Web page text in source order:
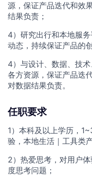
源，保证产品迭代和效
结果负责；
4）研究出行和本地服
动态，持续保证产品的
4）与设计、数据、技
各方资源，保证产品迭
对数据结果负责。
任职要求
1）本科及以上学历，
验，本地生活｜工具类
2）热爱思考，对用户
度思考问题；